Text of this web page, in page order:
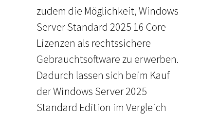
zudem die Möglichkeit, Windows
Server Standard 2025 16 Core
Lizenzen als rechtssichere
Gebrauchtsoftware zu erwerben.
Dadurch lassen sich beim Kauf
der Windows Server 2025
Standard Edition im Vergleich